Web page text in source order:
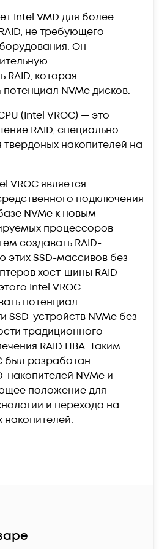
Intel VMD для более
не требующего
Он
RAID, которая
NVMe дисков.
(Intel VROC) — это
RAID, специально
накопителей на
является
подключения
NVMe к новым
процессоров
создавать RAID-
SSD-массивов без
хост-шины RAID
Intel VROC
потенциал
SSD-устройств NVMe без
традиционного
RAID HBA. Таким
был разработан
накопителей NVMe и
положение для
и перехода на
накопителей.